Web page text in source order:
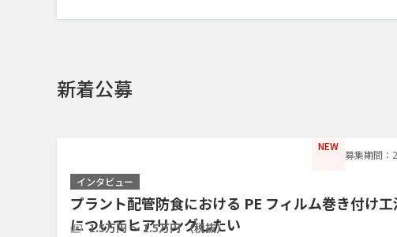
新着公募
NEW
募集期間
インタビュー
プラント配管防食における PE フィルム巻き付け
についてヒアリングしたい
1.5万円 〜 1.5万円 （税抜）